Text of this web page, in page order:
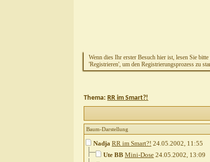
Wenn dies Ihr erster Besuch hier ist, lesen Sie bitte
'Registrieren', um den Registrierungsprozess zu
Thema: RR im Smart?!
Baum-Darstellung
Nadja RR im Smart?! 24.05.2002, 11:55
Ute BB Mini-Dose 24.05.2002, 13:09